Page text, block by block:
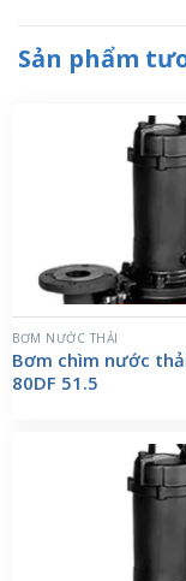
Sản phẩm
BƠM NƯỚC THẢI
Bơm chìm nước
80DF 51.5